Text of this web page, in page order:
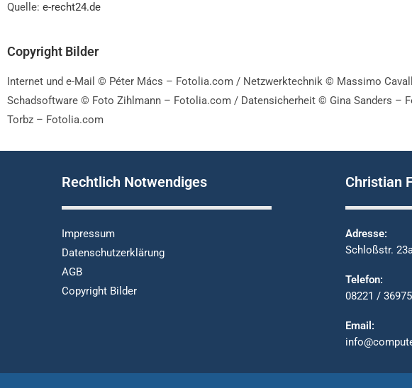
Quelle: e-recht24.de
Copyright Bilder
Internet und e-Mail © Péter Mács – Fotolia.com / Netzwerktechnik © Massimo
Schadsoftware © Foto Zihlmann – Fotolia.com / Datensicherheit © Gina Sanders –
Torbz – Fotolia.com
Rechtlich Notwendiges
Impressum
Datenschutzerklärung
AGB
Copyright Bilder
Christian
Adresse:
Schloßstr.
Telefon:
08221 /
Email: